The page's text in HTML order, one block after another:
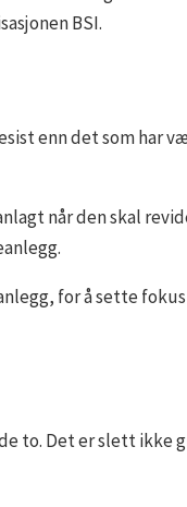
BSI.
enn det som
når den skal
for å sette
to. Det er slett